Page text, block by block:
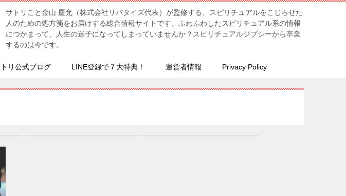
サトリこと金山 慶允（株式会社リバタイズ代表）が監修する、スピリチュアルをこじらせた
人のための処方箋をお届けする総合情報サイトです。ふわふわしたスピリチュアル系の情報
につかまって、人生の迷子になってしまっていませんか？スピリチュアルジプシーから卒業
するのは今です。
リ公式ブログ LINE登録で７大特典！ 運営者情報 Privacy Policy